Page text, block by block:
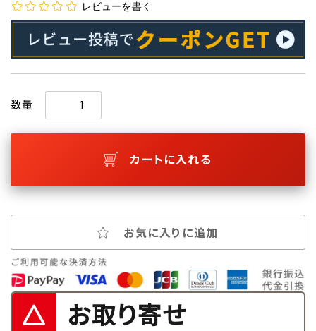
レビューを書く
数量
カートに入れる
お気に入りに追加
お取り寄せ